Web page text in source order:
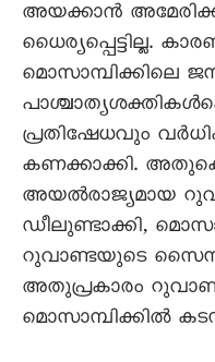
അയക്കാൻ
ധെെര്യപ്പെട്ടില്ല.
മൊസാമ്പിക്കിലെ
പ്രതിഷേധവും
കണക്കാക്കി.
അയൽരാജ്യമായ
ഡീലുണ്ടാക്കി,
റുവാണ്ടയുടെ
അതുപ്രകാരം
മൊസാമ്പിക്കിൽ